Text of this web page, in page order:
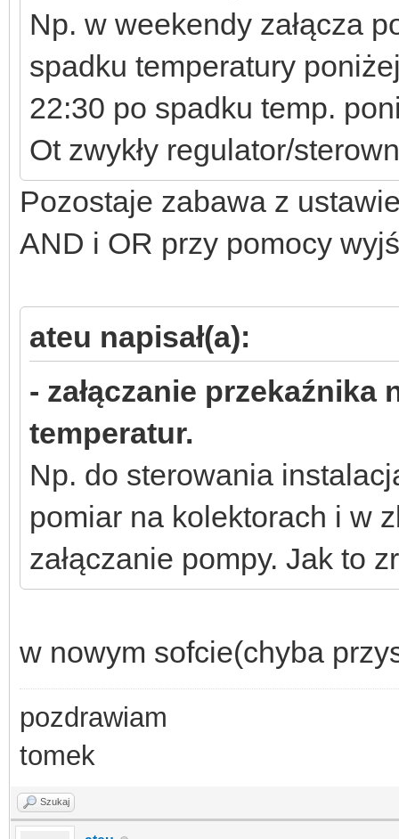
Np. w weekendy załącza
spadku temperatury
22:30 po spadku temp.
Ot zwykły regulator/
Pozostaje zabawa z
AND i OR przy pomocy
ateu napisał(a):
- załączanie
temperatur.
Np. do sterowania
pomiar na kolektorach i w
załączanie pompy. Jak to
w nowym sofcie(chyba
pozdrawiam
tomek
Szukaj